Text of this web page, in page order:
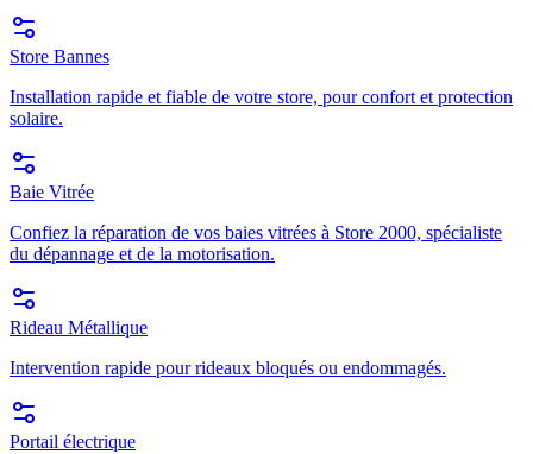
Store Bannes
Installation rapide et fiable de votre store, pour confort et protection
solaire.
Baie Vitrée
Confiez la réparation de vos baies vitrées à Store 2000, spécialiste
du dépannage et de la motorisation.
Rideau Métallique
Intervention rapide pour rideaux bloqués ou endommagés.
Portail électrique